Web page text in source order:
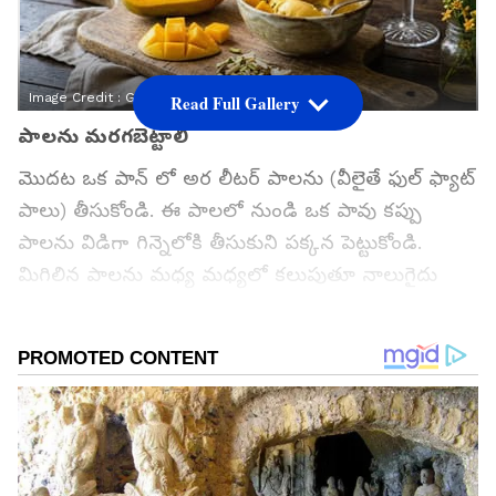
Image Credit : Gemini AI
పాలను మర‌గ‌బెట్టాలి
మొదట ఒక పాన్ లో అర లీటర్ పాలను (వీలైతే ఫుల్ ఫ్యాట్
పాలు) తీసుకోండి. ఈ పాలలో నుండి ఒక పావు కప్పు
పాలను విడిగా గిన్నెలోకి తీసుకుని పక్కన పెట్టుకోండి.
మిగిలిన పాలను మధ్య మధ్యలో కలుపుతూ నాలుగైదు
మరుగుతున్నప్పుడు 1/3 కప్పు చక్కర వేసి బాగా కలపాలి.
గూగుల్‌లో ఆసక్తికరమైన సమాచారం కోసం ఏసియానెట్ తెలుగు
ను మీ ఫ్రిఫర్డ్ సోర్స్ గా ఎంచుకోండి
Read Full Gallery